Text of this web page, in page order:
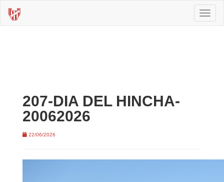
207-DIA DEL HINCHA-
20062026
22/06/2026